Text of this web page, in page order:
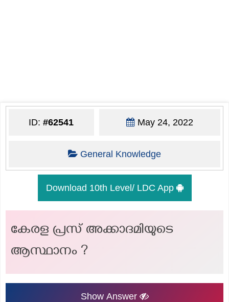
ID:#62541 May 24, 2022
General Knowledge
Download 10th Level/ LDC App
കേരള പ്രസ് അക്കാദമിയുടെ
ആസ്ഥാനം ?
Show Answer